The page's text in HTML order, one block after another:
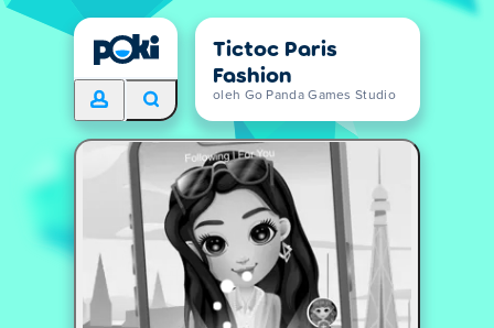
Tictoc Paris
Fashion
oleh Go Panda Games Studio